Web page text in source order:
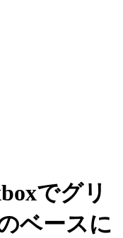
でグリ
ベースに